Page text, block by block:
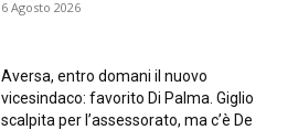
6 Agosto 2026
Aversa, entro domani il nuovo
vicesindaco: favorito Di Palma. Giglio
scalpita per l’assessorato, ma c’è De